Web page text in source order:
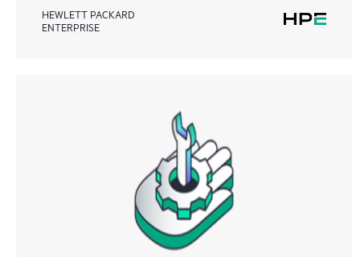
HEWLETT PACKARD
ENTERPRISE